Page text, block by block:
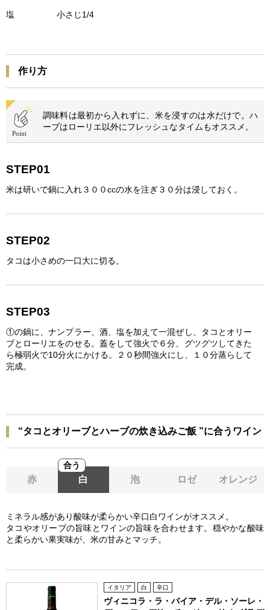
塩 小さじ1/4
作り方
調味料は最初から入れずに、米を浸すのは水だけで。ハ
ーブはローリエ以外にフレッシュなタイムもオススメ。
STEP01
米は研いで鍋に入れ３００ccの水を注ぎ３０分は浸しておく。
STEP02
タコは小さめの一口大に切る。
STEP03
①の鍋に、ナンプラー、酒、塩を加えて一混ぜし、タコとオリー
ブとローリエをのせる。蓋をして強火で６分、グツグツしてきた
ら極弱火で10分火にかける。２０秒間強火にし、１０分蒸らして
完成。
“タコとオリーブとハーブの炊き込みご飯 ”に合うワイン
赤
合う
白 泡 ロゼ オレンジ
ミネラル感があり酸味が柔らかい辛口白ワインがオススメ。
タコやオリーブの旨味とワインの旨味を合わせます。穏やかな酸味
と柔らかい果実味が、米の甘みとマッチ。
イタリア 白 辛口
ヴィニコラ・ラ・バイア・デル・ソーレ・